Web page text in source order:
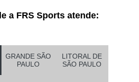
a FRS Sports atende:
GRANDE SÃO
PAULO
LITORAL DE
SÃO PAULO